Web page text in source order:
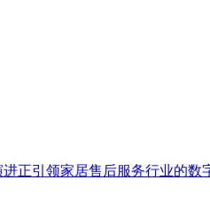
正引领家居售后服务行业的数